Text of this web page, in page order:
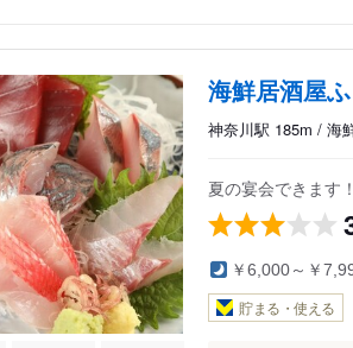
海鮮居酒屋
神奈川駅 185m / 海
夏の宴会できます
￥6,000～￥
貯まる・使える